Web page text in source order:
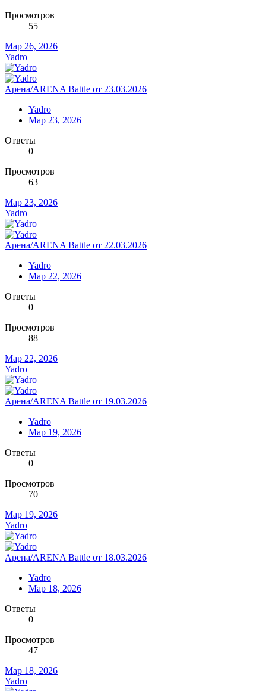
Просмотров
55
Мар 26, 2026
Yadro
Арена/ARENA Battle от 23.03.2026
Yadro
Мар 23, 2026
Ответы
0
Просмотров
63
Мар 23, 2026
Yadro
Арена/ARENA Battle от 22.03.2026
Yadro
Мар 22, 2026
Ответы
0
Просмотров
88
Мар 22, 2026
Yadro
Арена/ARENA Battle от 19.03.2026
Yadro
Мар 19, 2026
Ответы
0
Просмотров
70
Мар 19, 2026
Yadro
Арена/ARENA Battle от 18.03.2026
Yadro
Мар 18, 2026
Ответы
0
Просмотров
47
Мар 18, 2026
Yadro